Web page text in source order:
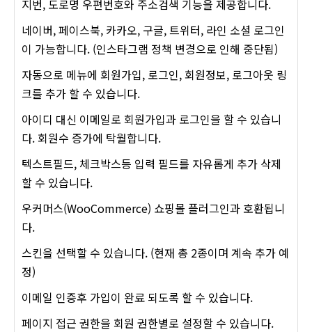
지번, 도로명 우편번호와 주소검색 기능을 제공합니다.
네이버, 페이스북, 카카오, 구글, 트위터, 라인 소셜 로그인
이 가능합니다. (인스타그램 정책 변경으로 인해 중단됨)
자동으로 메뉴에 회원가입, 로그인, 회원정보, 로그아웃 링
크를 추가 할 수 있습니다.
아이디 대신 이메일로 회원가입과 로그인을 할 수 있습니
다. 회원수 증가에 탁월합니다.
텍스트필드, 체크박스등 입력 필드를 자유롭게 추가 삭제
할 수 있습니다.
우커머스(WooCommerce) 쇼핑몰 플러그인과 호환됩니
다.
스킨을 선택할 수 있습니다. (현재 총 2종이며 계속 추가 예
정)
이메일 인증후 가입이 완료 되도록 할 수 있습니다.
페이지 접근 권한을 회원 권한별로 설정할 수 있습니다.